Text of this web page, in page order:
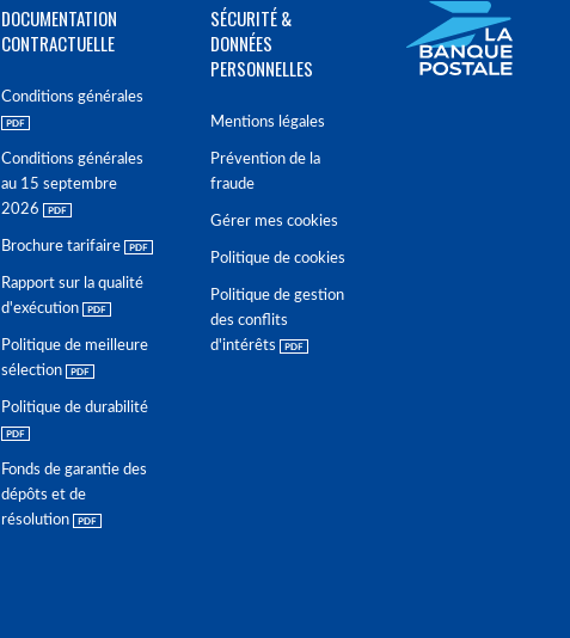
DOCUMENTATION
CONTRACTUELLE
Conditions générales
Conditions générales
au 15 septembre
2026
Brochure tarifaire
Rapport sur la qualité
d'exécution
Politique de meilleure
sélection
Politique de durabilité
Fonds de garantie des
dépôts et de
résolution
SÉCURITÉ &
DONNÉES
PERSONNELLES
Mentions légales
Prévention de la
fraude
Gérer mes cookies
Politique de cookies
Politique de gestion
des conflits
d'intérêts